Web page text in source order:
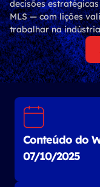
decisões
MLS — com lições
trabalhar na
Conteúdo do
07/10/2025